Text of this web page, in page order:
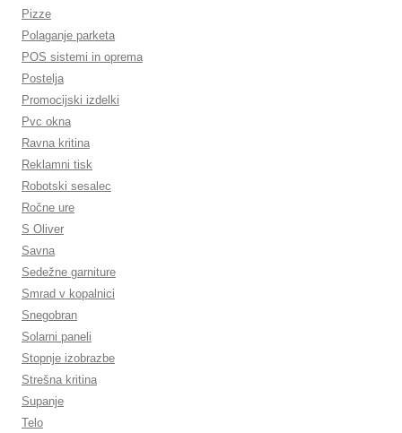
Pizze
Polaganje parketa
POS sistemi in oprema
Postelja
Promocijski izdelki
Pvc okna
Ravna kritina
Reklamni tisk
Robotski sesalec
Ročne ure
S Oliver
Savna
Sedežne garniture
Smrad v kopalnici
Snegobran
Solarni paneli
Stopnje izobrazbe
Strešna kritina
Supanje
Telo